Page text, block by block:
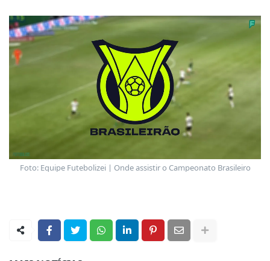
Foto: Equipe Futebolizei | Onde assistir o Campeonato Brasileiro